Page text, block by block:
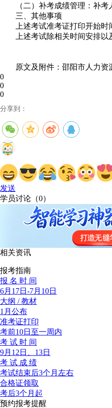
（二）补考成绩管理：补
三、其他事项
上述考试准考证打印开始时
上述考试除相关时间安排
原文及附件：邵阳市人力资
0
0
0
分享到：
发送
学员讨论（0）
相关资讯
报考指南
报 名 时 间
6月17日-7月10日
大纲 / 教材
1月公布
准考证打印
考前10日至一周内
考 试 时 间
9月12日、13日
考 试 成 绩
考试结束后3个月左右
合格证领取
考后3个月起
预约报考提醒